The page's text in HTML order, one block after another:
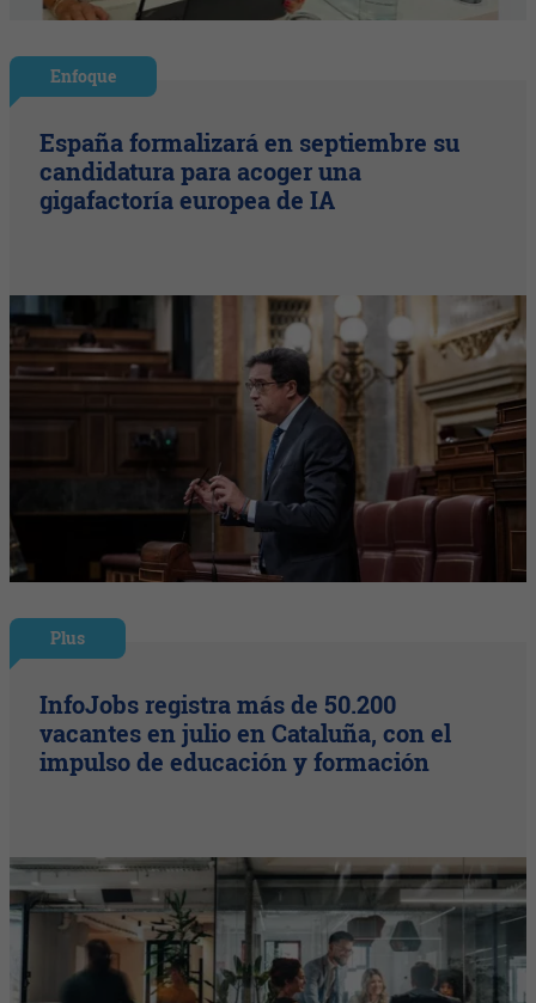
Enfoque
España formalizará en septiembre su
candidatura para acoger una
gigafactoría europea de IA
Plus
InfoJobs registra más de 50.200
vacantes en julio en Cataluña, con el
impulso de educación y formación